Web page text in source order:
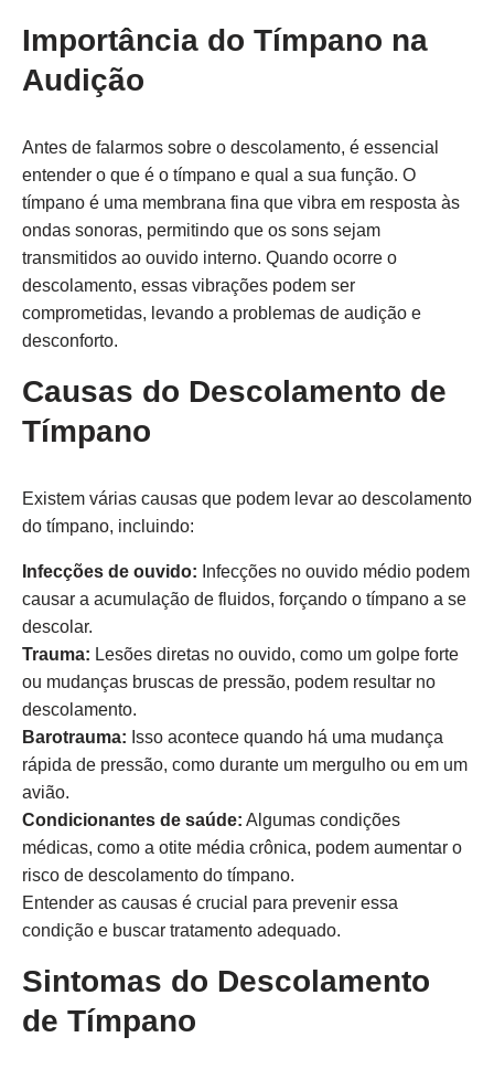
Importância do Tímpano na
Audição
Antes de falarmos sobre o descolamento, é essencial
entender o que é o tímpano e qual a sua função. O
tímpano é uma membrana fina que vibra em resposta às
ondas sonoras, permitindo que os sons sejam
transmitidos ao ouvido interno. Quando ocorre o
descolamento, essas vibrações podem ser
comprometidas, levando a problemas de audição e
desconforto.
Causas do Descolamento de
Tímpano
Existem várias causas que podem levar ao descolamento
do tímpano, incluindo:
Infecções de ouvido: Infecções no ouvido médio podem
causar a acumulação de fluidos, forçando o tímpano a se
descolar.
Trauma: Lesões diretas no ouvido, como um golpe forte
ou mudanças bruscas de pressão, podem resultar no
descolamento.
Barotrauma: Isso acontece quando há uma mudança
rápida de pressão, como durante um mergulho ou em um
avião.
Condicionantes de saúde: Algumas condições
médicas, como a otite média crônica, podem aumentar o
risco de descolamento do tímpano.
Entender as causas é crucial para prevenir essa
condição e buscar tratamento adequado.
Sintomas do Descolamento
de Tímpano